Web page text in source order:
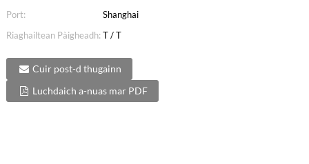
Port:
Shanghai
Riaghailtean Pàigheadh: T / T
Cuir post-d thugainn
Luchdaich a-nuas mar PDF